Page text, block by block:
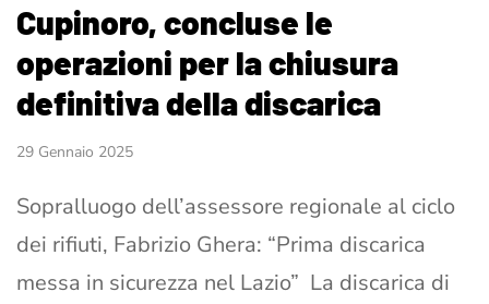
Cupinoro, concluse le
operazioni per la chiusura
definitiva della discarica
29 Gennaio 2025
Sopralluogo dell’assessore regionale al ciclo
dei rifiuti, Fabrizio Ghera: “Prima discarica
messa in sicurezza nel Lazio” La discarica di